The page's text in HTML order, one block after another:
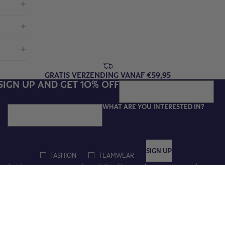
GRATIS VERZENDING VANAF €59,95
UP AND GET 10% OFF
Email WHAT ARE YOU INTERESTED IN?
FASHION TEAMWEAR
SIGN UP
subscribing, you agree to ourTerms & Conditions, and you can unsubscribe